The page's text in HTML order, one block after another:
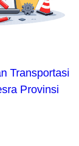
Transportasi
Provinsi